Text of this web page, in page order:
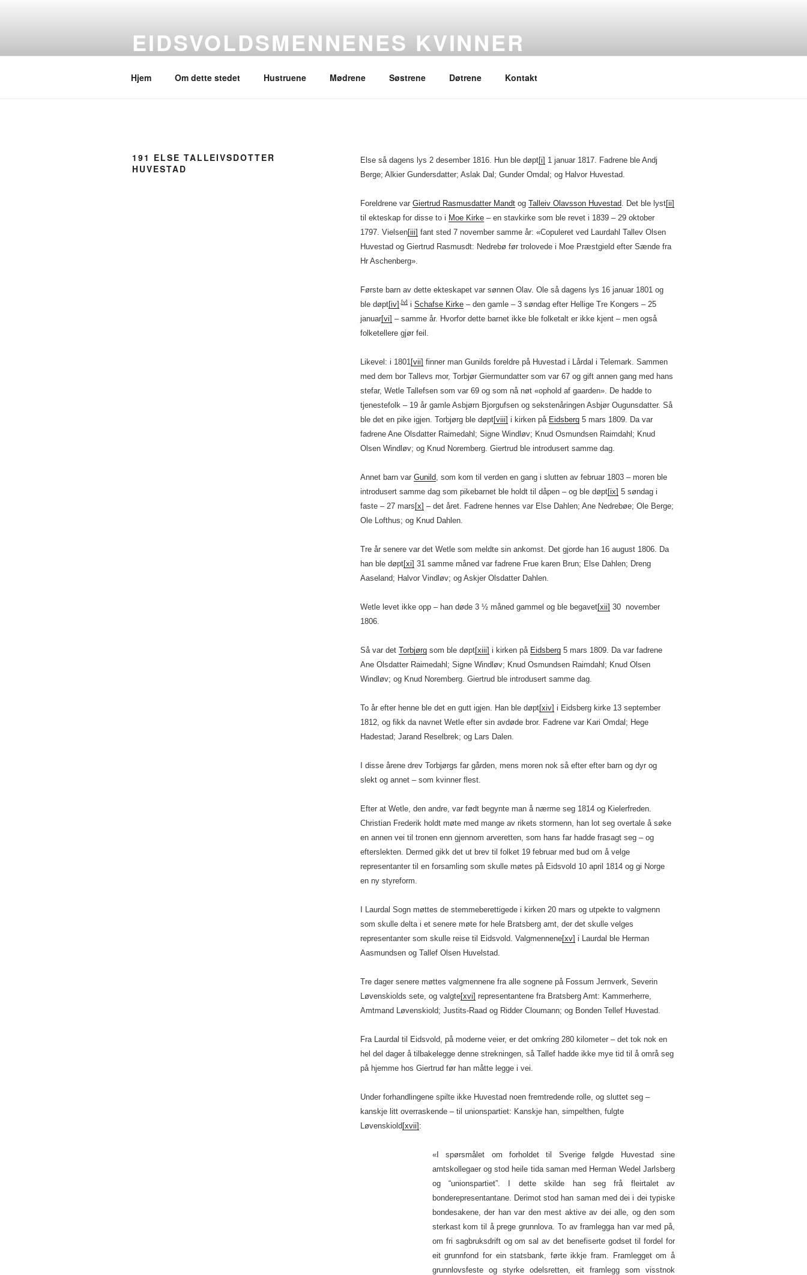
EIDSVOLDSMENNENES KVINNER
Hjem Om dette stedet Hustruene Mødrene Søstrene Døtrene Kontakt
191 ELSE TALLEIVSDOTTER
HUVESTAD
Else så dagens lys 2 desember 1816. Hun ble døpt[i] 1 januar 1817. Fadrene ble Andj
Berge; Alkier Gundersdatter; Aslak Dal; Gunder Omdal; og Halvor Huvestad.
Foreldrene var Giertrud Rasmusdatter Mandtog Talleiv Olavsson Huvestad. Det ble lyst[ii]
til ekteskap for disse to i Moe Kirke– en stavkirke som ble revet i 1839 – 29 oktober
1797. Vielsen[iii] fant sted 7 november samme år: «Copuleret ved Laurdahl Tallev Olsen
Huvestad og Giertrud Rasmusdt: Nedrebø før trolovede i Moe Præstgield efter Sænde fra
Hr Aschenberg».
Første barn av dette ekteskapet var sønnen Olav. Ole så dagens lys 16 januar 1801 og
ble døpt[iv] [v]i Schafse Kirke– den gamle – 3 søndag efter Hellige Tre Kongers – 25
januar[vi] – samme år. Hvorfor dette barnet ikke ble folketalt er ikke kjent – men også
folketellere gjør feil.
Likevel: i 1801[vii] finner man Gunilds foreldre på Huvestad i Lårdal i Telemark. Sammen
med dem bor Tallevs mor, Torbjør Giermundatter som var 67 og gift annen gang med hans
stefar, Wetle Tallefsen som var 69 og som nå nøt «ophold af gaarden». De hadde to
tjenestefolk – 19 år gamle Asbjørn Bjorgufsen og sekstenåringen Asbjør Ougunsdatter. Så
ble det en pike igjen. Torbjørg ble døpt[viii] i kirken på Eidsberg5 mars 1809. Da var
fadrene Ane Olsdatter Raimedahl; Signe Windløv; Knud Osmundsen Raimdahl; Knud
Olsen Windløv; og Knud Noremberg. Giertrud ble introdusert samme dag.
Annet barn var Gunild, som kom til verden en gang i slutten av februar 1803 – moren ble
introdusert samme dag som pikebarnet ble holdt til dåpen – og ble døpt[ix] 5 søndag i
faste – 27 mars [x] – det året. Fadrene hennes var Else Dahlen; Ane Nedrebøe; Ole Berge;
Ole Lofthus; og Knud Dahlen.
Tre år senere var det Wetle som meldte sin ankomst. Det gjorde han 16 august 1806. Da
han ble døpt[xi] 31 samme måned var fadrene Frue karen Brun; Else Dahlen; Dreng
Aaseland; Halvor Vindløv; og Askjer Olsdatter Dahlen.
Wetle levet ikke opp – han døde 3 ½ måned gammel og ble begavet[xii] 30 november
1806.
Så var det Torbjørgsom ble døpt[xiii] i kirken på Eidsberg5 mars 1809. Da var fadrene
Ane Olsdatter Raimedahl; Signe Windløv; Knud Osmundsen Raimdahl; Knud Olsen
Windløv; og Knud Noremberg. Giertrud ble introdusert samme dag.
To år efter henne ble det en gutt igjen. Han ble døpt[xiv] i Eidsberg kirke 13 september
1812, og fikk da navnet Wetle efter sin avdøde bror. Fadrene var Kari Omdal; Hege
Hadestad; Jarand Reselbrek; og Lars Dalen.
I disse årene drev Torbjørgs far gården, mens moren nok så efter efter barn og dyr og
slekt og annet – som kvinner flest.
Efter at Wetle, den andre, var født begynte man å nærme seg 1814 og Kielerfreden.
Christian Frederik holdt møte med mange av rikets stormenn, han lot seg overtale å søke
en annen vei til tronen enn gjennom arveretten, som hans far hadde frasagt seg – og
efterslekten. Dermed gikk det ut brev til folket 19 februar med bud om å velge
representanter til en forsamling som skulle møtes på Eidsvold 10 april 1814 og gi Norge
en ny styreform.
I Laurdal Sogn møttes de stemmeberettigede i kirken 20 mars og utpekte to valgmenn
som skulle delta i et senere møte for hele Bratsberg amt, der det skulle velges
representanter som skulle reise til Eidsvold. Valgmennene[xv] i Laurdal ble Herman
Aasmundsen og Tallef Olsen Huvelstad.
Tre dager senere møttes valgmennene fra alle sognene på Fossum Jernverk, Severin
Løvenskiolds sete, og valgte[xvi] representantene fra Bratsberg Amt: Kammerherre,
Amtmand Løvenskiold; Justits-Raad og Ridder Cloumann; og Bonden Tellef Huvestad.
Fra Laurdal til Eidsvold, på moderne veier, er det omkring 280 kilometer – det tok nok en
hel del dager å tilbakelegge denne strekningen, så Tallef hadde ikke mye tid til å områ seg
på hjemme hos Giertrud før han måtte legge i vei.
Under forhandlingene spilte ikke Huvestad noen fremtredende rolle, og sluttet seg –
kanskje litt overraskende – til unionspartiet: Kanskje han, simpelthen, fulgte
Løvenskiold [xvii] :
«I spørsmålet om forholdet til Sverige følgde Huvestad sine
amtskollegaer og stod heile tida saman med Herman Wedel Jarlsberg
og “unionspartiet”. I dette skilde han seg frå fleirtalet av
bonderepresentantane. Derimot stod han saman med dei i dei typiske
bondesakene, der han var den mest aktive av dei alle, og den som
sterkast kom til å prege grunnlova. To av framlegga han var med på,
om fri sagbruksdrift og om sal av det benefiserte godset til fordel for
eit grunnfond for ein statsbank, førte ikkje fram. Framlegget om å
grunnlovsfeste og styrke odelsretten, eit framlegg som visstnok